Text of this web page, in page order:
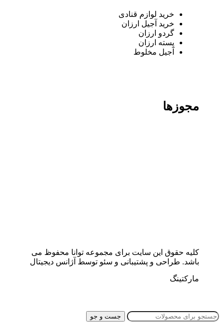
خرید لوازم قنادی
خرید آجیل ارزان
گردو ارزان
پسته ارزان
آجیل مخلوط
مجوزها
کلیه حقوق این سایت برای مجموعه توانا محفوظ می
باشد. طراحی و پشتیبانی و سئو توسط آژانس دیجیتال
مارکتینگ
جست و جو